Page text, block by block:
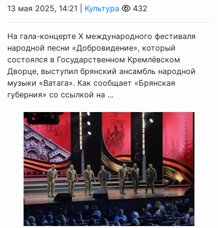
13 мая 2025, 14:21 | Культура 432
На гала-концерте X международного фестиваля
народной песни «Добровидение», который
состоялся в Государственном Кремлёвском
Дворце, выступил брянский ансамбль народной
музыки «Ватага». Как сообщает «Брянская
губерния» со ссылкой на ...